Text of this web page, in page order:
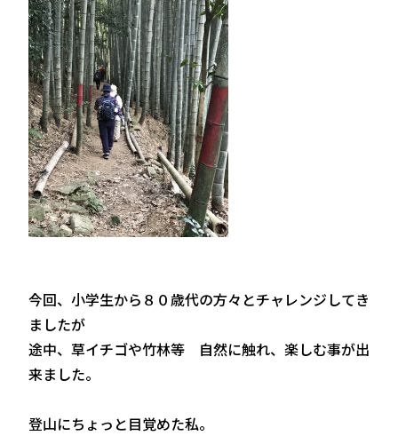
今回、小学生から８０歳代の方々とチャレンジしてき
ましたが
途中、草イチゴや竹林等 自然に触れ、楽しむ事が出
来ました。
登山にちょっと目覚めた私。